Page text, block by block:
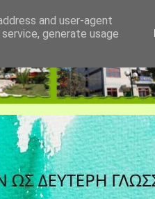
and user-agent
generate usage